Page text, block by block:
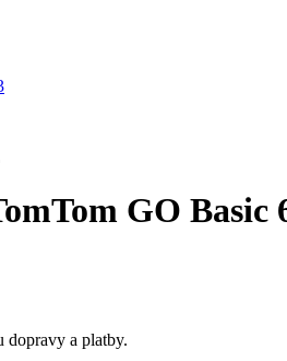
GO Basic
dopravy a platby.